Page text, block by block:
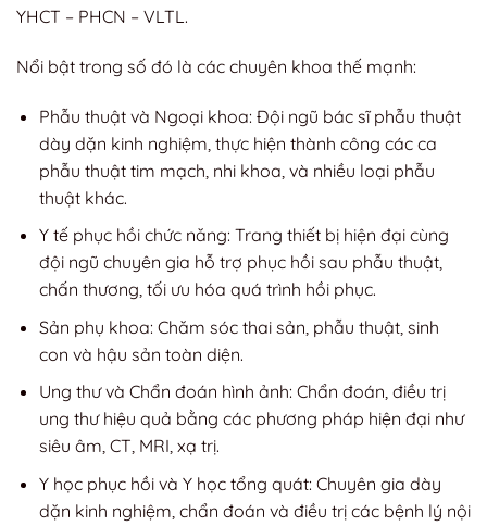
YHCT – PHCN – VLTL.
Nổi bật trong số đó là các chuyên khoa thế mạnh:
Phẫu thuật và Ngoại khoa: Đội ngũ bác sĩ phẫu thuật
dày dặn kinh nghiệm, thực hiện thành công các ca
phẫu thuật tim mạch, nhi khoa, và nhiều loại phẫu
thuật khác.
Y tế phục hồi chức năng: Trang thiết bị hiện đại cùng
đội ngũ chuyên gia hỗ trợ phục hồi sau phẫu thuật,
chấn thương, tối ưu hóa quá trình hồi phục.
Sản phụ khoa: Chăm sóc thai sản, phẫu thuật, sinh
con và hậu sản toàn diện.
Ung thư và Chẩn đoán hình ảnh: Chẩn đoán, điều trị
ung thư hiệu quả bằng các phương pháp hiện đại như
siêu âm, CT, MRI, xạ trị.
Y học phục hồi và Y học tổng quát: Chuyên gia dày
dặn kinh nghiệm, chẩn đoán và điều trị các bệnh lý nội